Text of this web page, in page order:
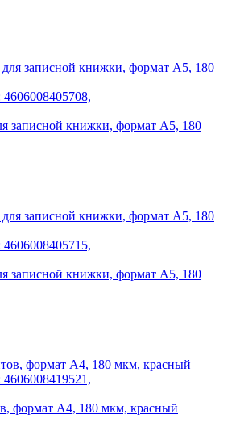
записной книжки, формат А5, 180
записной книжки, формат А5, 180
формат А4, 180 мкм, красный